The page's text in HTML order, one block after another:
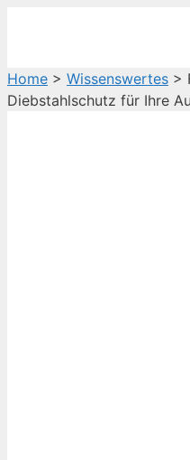
Home > Wissenswertes >
Diebstahlschutz für Ihre